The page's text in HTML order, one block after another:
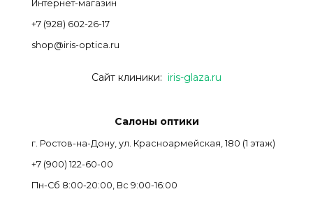
Интернет-магазин
+7 (928) 602-26-17
shop@iris-optica.ru
Сайт клиники: iris-glaza.ru
Салоны оптики
г. Ростов-на-Дону, ул. Красноармейская, 180 (1 этаж)
+7 (900) 122-60-00
Пн-Cб 8:00-20:00, Вс 9:00-16:00